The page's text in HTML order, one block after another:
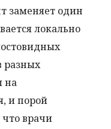
заменяет один
локально
разных
на
и порой
что врачи